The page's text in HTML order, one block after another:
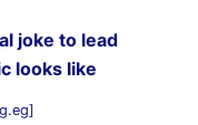
joke to lead
looks like